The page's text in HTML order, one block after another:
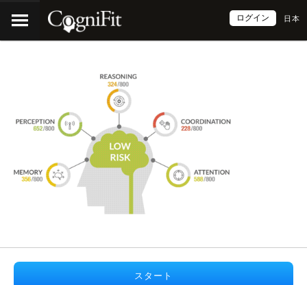
日本
ログイン
スタート